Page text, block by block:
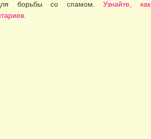
для борьбы со спамом.Узнайте, как